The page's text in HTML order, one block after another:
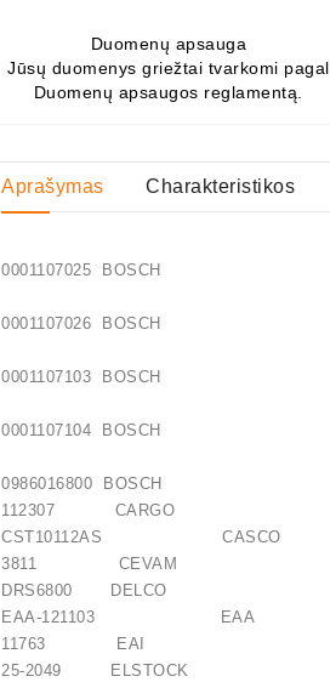
Duomenų apsauga
Jūsų duomenys griežtai tvarkomi pagal
Duomenų apsaugos reglamentą.
Aprašymas Charakteristikos
0001107025 BOSCH
0001107026 BOSCH
0001107103 BOSCH
0001107104 BOSCH
0986016800 BOSCH
112307 CARGO
CST10112AS CASCO
3811 CEVAM
DRS6800 DELCO
EAA-121103 EAA
11763 EAI
25-2049 ELSTOCK